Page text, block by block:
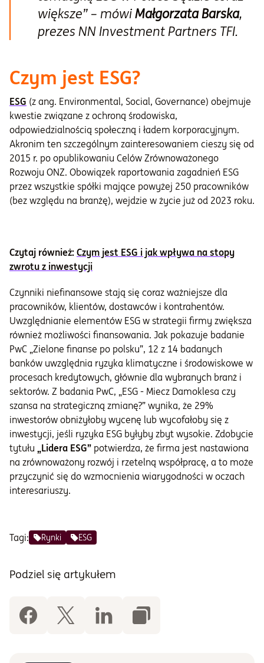
większe” – mówiMałgorzata Barska,
prezes NN Investment Partners TFI.
Czym jest ESG?
ESG (z ang. Environmental, Social, Governance) obejmuje
kwestie związane z ochroną środowiska,
odpowiedzialnością społeczną i ładem korporacyjnym.
Akronim ten szczególnym zainteresowaniem cieszy się od
2015 r. po opublikowaniu Celów Zrównoważonego
Rozwoju ONZ. Obowiązek raportowania zagadnień ESG
przez wszystkie spółki mające powyżej 250 pracowników
(bez względu na branżę), wejdzie w życie już od 2023 roku.
Czytaj również: Czym jest ESG i jak wpływa na stopy
zwrotu z inwestycji
Czynniki niefinansowe stają się coraz ważniejsze dla
pracowników, klientów, dostawców i kontrahentów.
Uwzględnianie elementów ESG w strategii firmy zwiększa
również możliwości finansowania. Jak pokazuje badanie
PwC „Zielone finanse po polsku”, 12 z 14 badanych
banków uwzględnia ryzyka klimatyczne i środowiskowe w
procesach kredytowych, głównie dla wybranych branż i
sektorów. Z badania PwC, „ESG - Miecz Damoklesa czy
szansa na strategiczną zmianę?” wynika, że 29%
inwestorów obniżyłoby wycenę lub wycofałoby się z
inwestycji, jeśli ryzyka ESG byłyby zbyt wysokie. Zdobycie
tytułu „Lidera ESG” potwierdza, że firma jest nastawiona
na zrównoważony rozwój i rzetelną współpracę, a to może
przyczynić się do wzmocnienia wiarygodności w oczach
interesariuszy.
Tagi: Rynki ESG
Podziel się artykułem